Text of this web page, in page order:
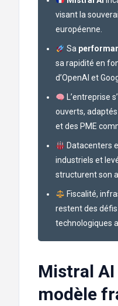
visant la
européenne.
Sa
sa rapidité en
d’OpenAI et
L’entreprise
ouverts,
et des PME
Datacenters
industriels et
structurent son
Fiscalité,
restent des
technologiques
Mistral AI
modèle